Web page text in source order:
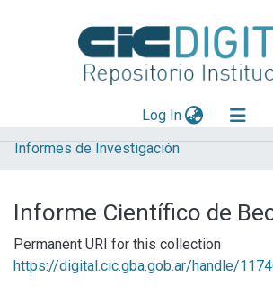
Log In(current)
Explorar
Aportar material
Statistics
Informes de Investigación
Informe Científico de
Permanent URI for this collection
https://digital.cic.gba.gob.ar/handle/